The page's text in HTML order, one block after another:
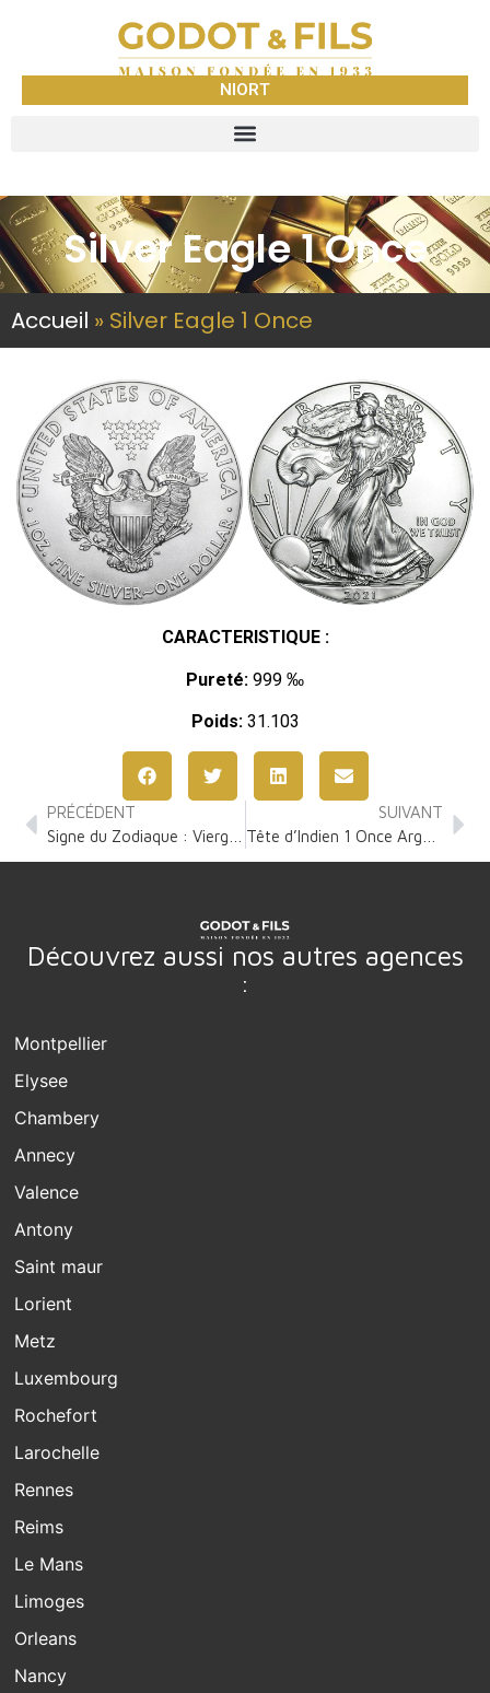
NIORT
Silver Eagle 1 Once
Accueil » Silver Eagle 1 Once
CARACTERISTIQUE :
Pureté: 999 ‰
Poids:31.103
PRÉCÉDENT
SUIVANT
Découvrez aussi nos autres agences
:
Montpellier
Elysee
Chambery
Annecy
Valence
Antony
Saint maur
Lorient
Metz
Luxembourg
Rochefort
Larochelle
Rennes
Reims
Le Mans
Limoges
Orleans
Nancy